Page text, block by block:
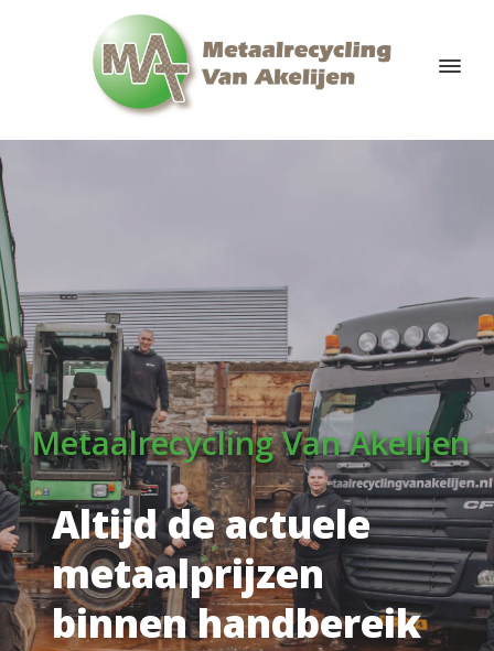
Metaalrecycling Van Akelijen
Altijd de actuele
metaalprijzen
binnen handbereik